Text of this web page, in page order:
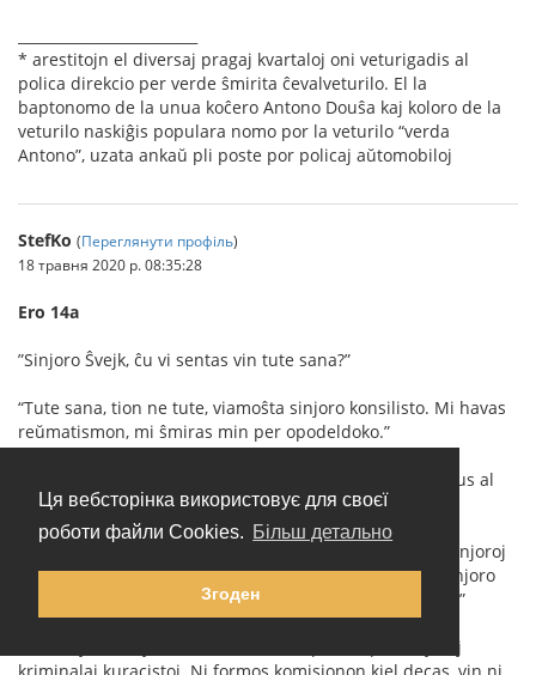
Ця вебсторінка використовує для своєї
роботи файли Cookies. Більш детально
Згоден
* arestitojn el diversaj pragaj kvartaloj oni veturigadis al
polica direkcio per verde ŝmirita ĉevalveturilo. El la
baptonomo de la unua koĉero Antono Douŝa kaj koloro de la
veturilo naskiĝis populara nomo por la veturilo “verda
Antono”, uzata ankaŭ pli poste por policaj aŭtomobiloj
StefKo (Переглянути профіль)
18 травня 2020 р. 08:35:28
Ero 14a
”Sinjoro Ŝvejk, ĉu vi sentas vin tute sana?”
“Tute sana, tion ne tute, viamoŝta sinjoro konsilisto. Mi havas
reŭmatismon, mi ŝmiras min per opodeldoko.”
La maljuna sinjoro denove afable ekridetis: “Kion vi dirus al
tio, se ni igus vin esplori fare de kriminalaj kuracistoj?”
”Mi opinias, ke mi ne fartas tiom malbone, por ke tiuj sinjoroj
superﬂue perdu pro mi la tempon. Min esploris jam sinjoro
doktoro en la polica direkcio, ĉu mi ne havas gonoreon.”
”Nu, sinjoro Ŝvejk, ni tion tamen nur provos per sinjoroj